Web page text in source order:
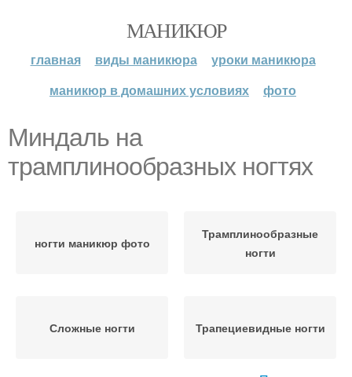
МАНИКЮР
главная виды маникюра
уроки маникюра
маникюр в домашних условиях
фото
Миндаль на
трамплинообразных ногтях
ногти маникюр фото
Трамплинообразные
ногти
Сложные ногти Трапециевидные ногти